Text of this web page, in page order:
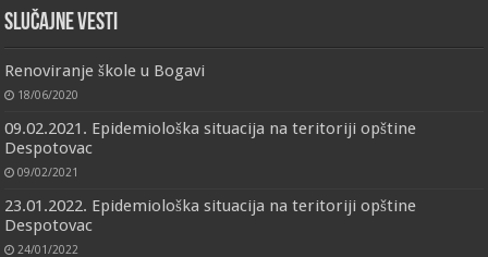
Slučajne vesti
Renoviranje škole u Bogavi
18/06/2020
09.02.2021. Epidemiološka situacija na teritoriji opštine
Despotovac
09/02/2021
23.01.2022. Epidemiološka situacija na teritoriji opštine
Despotovac
24/01/2022